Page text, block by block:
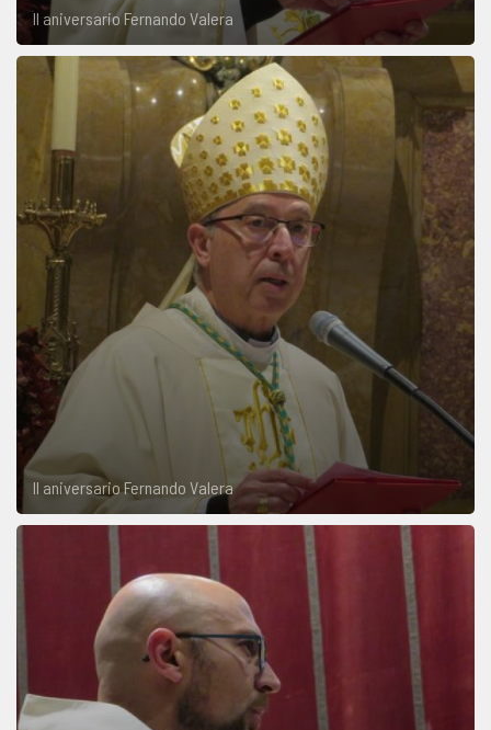
II aniversario Fernando Valera
II aniversario Fernando Valera